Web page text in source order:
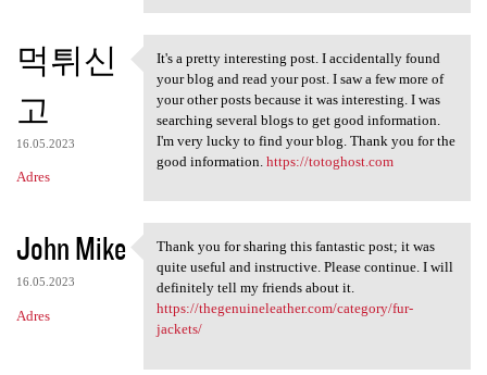
먹튀신
고
16.05.2023
Adres
It's a pretty interesting
It's a pretty interesting post. I accidentally found
your blog and read your post. I saw a few more of
your other posts because it was interesting. I was
searching several blogs to get good information.
I'm very lucky to find your blog. Thank you for the
good information. https://totoghost.com
John Mike
16.05.2023
Adres
Thank you for sharing this
Thank you for sharing this fantastic post; it was
quite useful and instructive. Please continue. I will
definitely tell my friends about it.
https://thegenuineleather.com/category/fur-
jackets/